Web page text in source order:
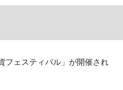
ェスティバル」が開催され